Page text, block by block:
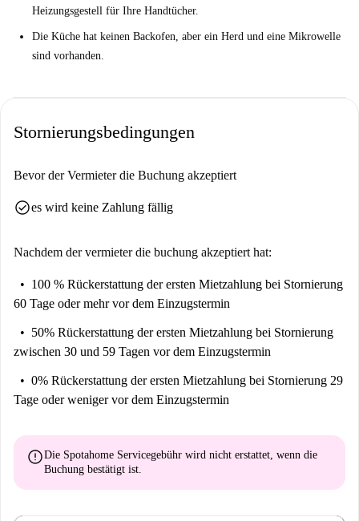
Heizungsgestell für Ihre Handtücher.
Die Küche hat keinen Backofen, aber ein Herd und eine Mikrowelle
sind vorhanden.
Stornierungsbedingungen
Bevor der Vermieter die Buchung akzeptiert
check_circlees wird keine Zahlung fällig
Nachdem der vermieter die buchung akzeptiert hat:
100 % Rückerstattung der ersten Mietzahlung bei Stornierung
60 Tage oder mehr vor dem Einzugstermin
50% Rückerstattung der ersten Mietzahlung bei Stornierung
zwischen 30 und 59 Tagen vor dem Einzugstermin
0% Rückerstattung der ersten Mietzahlung bei Stornierung 29
Tage oder weniger vor dem Einzugstermin
errorDie Spotahome Servicegebühr wird nicht erstattet, wenn die
Buchung bestätigt ist.